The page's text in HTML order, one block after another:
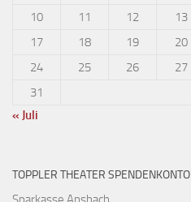
10
11 12 13
17
18 19 20
24
25 26 27
31
« Juli
TOPPLER THEATER SPENDENKONTO